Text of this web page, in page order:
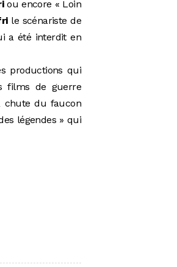
ou encore « Loin
le scénariste de
a été interdit en
productions qui
films de guerre
chute du faucon
légendes » qui